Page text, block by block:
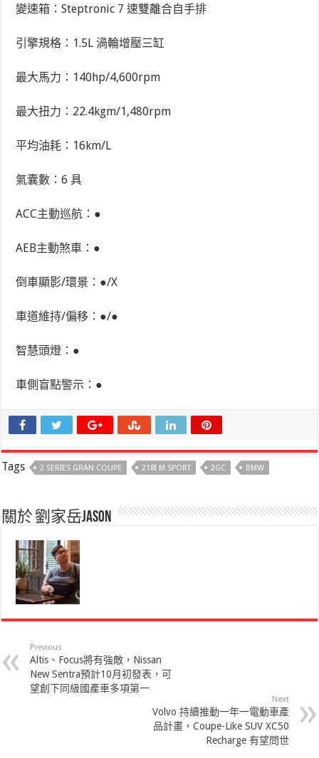
變速箱：Steptronic 7 速雙離合自手排
引擎規格：1.5L 渦輪增壓三缸
最大馬力：140hp/4,600rpm
最大扭力：22.4kgm/1,480rpm
平均油耗：16km/L
氣囊數：6 具
ACC主動巡航：●
AEB主動煞車：●
倒車顯影/環景：●/X
車道維持/偏移：●/●
智慧頭燈：●
車側盲點警示：●
Tags 2 SERIES GRAN COUPE 218I M SPORT 2GC BMW
關於 劉家岳Jason
Previous
Altis、Focus將有強敵，Nissan
New Sentra預計10月初發表，可
望創下同級國產車多項第一
Next
Volvo 持續推動一年一電動車產
品計畫，Coupe-Like SUV XC50
Recharge 有望問世